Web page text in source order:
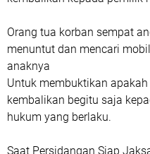
Orang tua korban sempat
menuntut dan mencari
anaknya
Untuk membuktikan
kembalikan begitu saja
hukum yang berlaku.
Saat Persidangan Siap